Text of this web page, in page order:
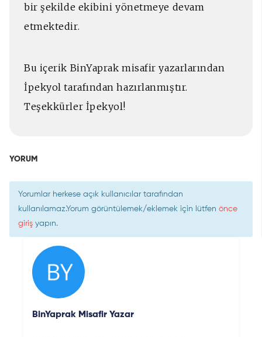
bir şekilde ekibini yönetmeye devam
etmektedir.
Bu içerik BinYaprak misafir yazarlarından
İpekyol tarafından hazırlanmıştır.
Teşekkürler İpekyol!
YORUM
Yorumlar herkese açık kullanıcılar tarafından
kullanılamaz.Yorum görüntülemek/eklemek için lütfen önce
giriş yapın.
BinYaprak Misafir Yazar